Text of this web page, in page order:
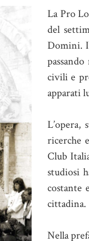
La Pro
del
Domini.
civili e
apparati
L’opera,
ricerche
Club
studiosi
costante
cittadina.
Nella